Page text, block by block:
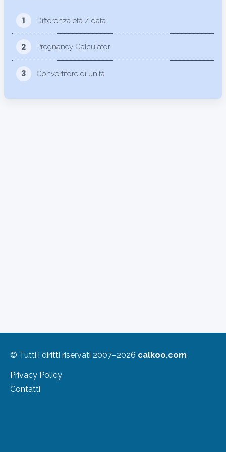
1 Differenza età / data
2 Pregnancy Calculator
3 Convertitore di unità
© Tutti i diritti riservati 2007–2026 calkoo.com
Privacy Policy
Contatti